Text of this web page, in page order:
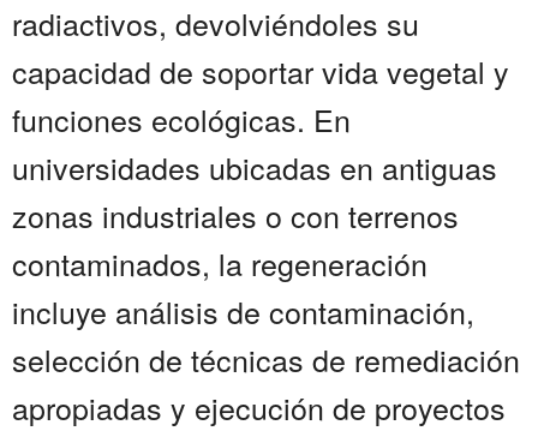
radiactivos, devolviéndoles su
capacidad de soportar vida vegetal y
funciones ecológicas. En
universidades ubicadas en antiguas
zonas industriales o con terrenos
contaminados, la regeneración
incluye análisis de contaminación,
selección de técnicas de remediación
apropiadas y ejecución de proyectos